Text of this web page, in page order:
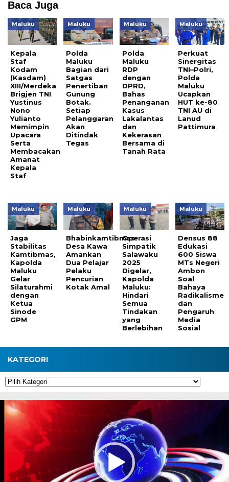
Baca Juga
Maluku
Kepala
Staf
Kodam
(Kasdam)
XIII/Merdeka
Brigjen TNI
Yustinus
Nono
Yulianto
Memimpin
Upacara
Serta
Membacakan
Amanat
Kepala
Staf
Maluku
Polda
Maluku
Bagian dari
Satgas
Penertiban
Gunung
Botak.
Setiap
Pelanggaran
Akan
Ditindak
Tegas
Maluku
Polda
Maluku
RDP
dengan
DPRD,
Bahas
Penanganan
Kasus
Lakalantas
dan
Kekerasan
Bersama di
Tanah Rata
Maluku
Perkuat
Sinergitas
TNI–Polri,
Polda
Maluku
Ucapkan
HUT ke-80
TNI AU di
Lanud
Pattimura
Maluku
Jaga
Stabilitas
Kamtibmas,
Kapolda
Maluku
Gelar
Silaturahmi
dengan
Ketua
Sinode
GPM
Maluku
Bhabinkamtibmas
Desa Kawa
Amankan
Dua Pelajar
Pelaku
Pencurian
Kotak Amal
Maluku
Operasi
Simpatik
Salawaku
2025
Digelar,
Kapolda
Maluku:
Hindari
Semua
Tindakan
yang
Berlebihan
Maluku
Densus 88
Edukasi
600 Siswa
MTs Negeri
Ambon
Soal
Bahaya
Radikalisme
dan
Pengaruh
Media
Sosial
KATEGORI
Kategori
Pemutar
Video